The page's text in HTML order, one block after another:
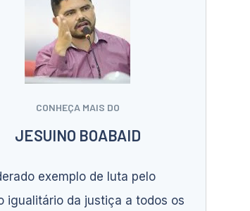
CONHEÇA MAIS DO
JESUINO BOABAID
exemplo de luta pelo
igualitário da justiça a todos os